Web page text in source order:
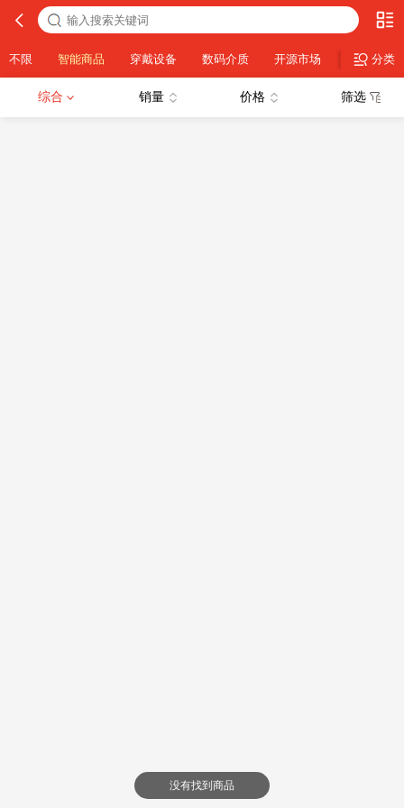
不限 智能商品 穿戴设备 数码介质 开源市场 数字资产
分类
综合 销量 价格 筛选
没有找到商品